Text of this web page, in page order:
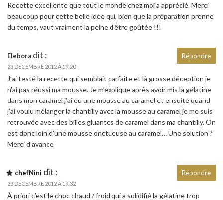
Recette excellente que tout le monde chez moi a apprécié. Merci
beaucoup pour cette belle idée qui, bien que la préparation prenne
du temps, vaut vraiment la peine d’être goûtée !!!
Elebora dit :
23 DÉCEMBRE 2012 À 19:20
J’ai testé la recette qui semblait parfaite et là grosse déception je
n’ai pas réussi ma mousse. Je m’explique après avoir mis la gélatine
dans mon caramel j’ai eu une mousse au caramel et ensuite quand
j’ai voulu mélanger la chantilly avec la mousse au caramel je me suis
retrouvée avec des billes gluantes de caramel dans ma chantilly. On
est donc loin d’une mousse onctueuse au caramel… Une solution ?
Merci d’avance
Répondre
chefNini dit :
23 DÉCEMBRE 2012 À 19:32
À priori c’est le choc chaud / froid qui a solidifié la gélatine trop
Répondre